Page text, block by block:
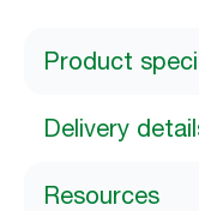
Product
Delivery
Resources